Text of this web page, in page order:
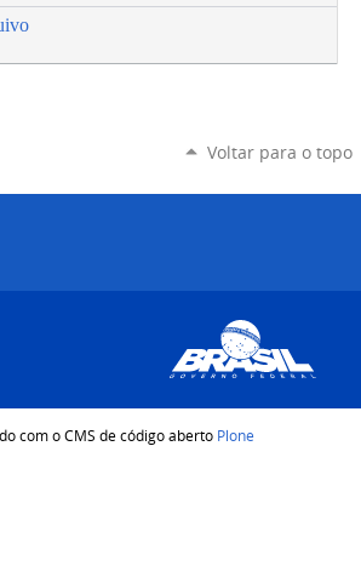
Voltar para o topo
com o CMS de código aberto Plone